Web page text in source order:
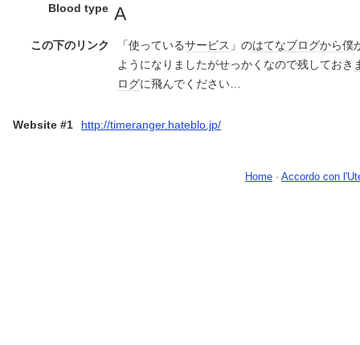
Blood type A
この下のリンク 「使っているサービス 」のはてなブログから僕
ようになりましたがせっかくなので残しておき
ログに飛んでください…
Website #1 http://timeranger.hateblo.jp/
Home - Accordo con